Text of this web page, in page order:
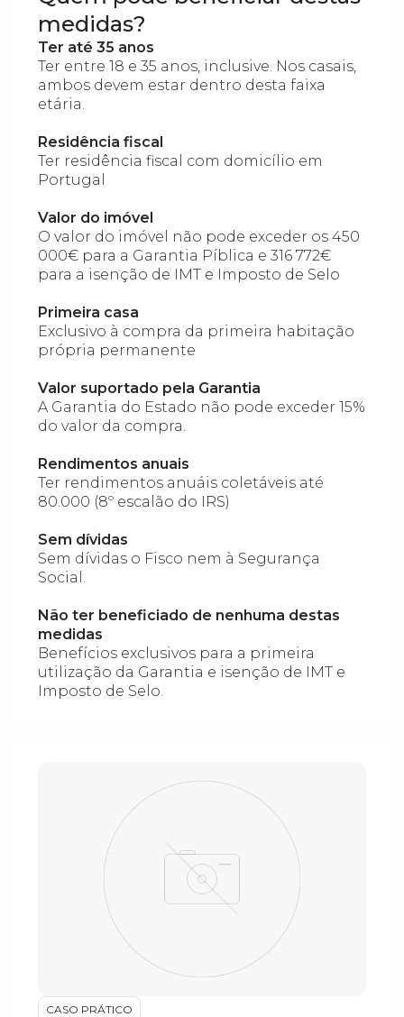
medidas?
Ter até 35 anos
Ter entre 18 e 35 anos, inclusive. Nos casais,
ambos devem estar dentro desta faixa
etária.
Residência fiscal
Ter residência fiscal com domicílio em
Portugal
Valor do imóvel
O valor do imóvel não pode exceder os 450
000€ para a Garantia Píblica e 316 772€
para a isenção de IMT e Imposto de Selo
Primeira casa
Exclusivo à compra da primeira habitação
própria permanente
Valor suportado pela Garantia
A Garantia do Estado não pode exceder 15%
do valor da compra.
Rendimentos anuais
Ter rendimentos anuáis coletáveis até
80.000 (8º escalão do IRS)
Sem dívidas
Sem dívidas o Fisco nem à Segurança
Social.
Não ter beneficiado de nenhuma destas
medidas
Benefícios exclusivos para a primeira
utilização da Garantia e isenção de IMT e
Imposto de Selo.
CASO PRÁTICO